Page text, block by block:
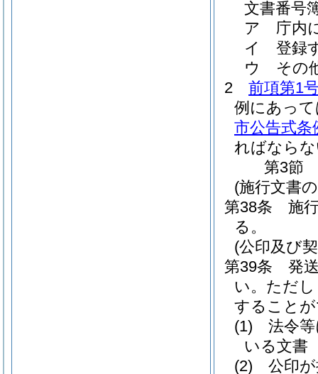
文書番号
ア
庁内
イ
登録
ウ
その
2
前項第1
例にあっ
市公告式条
ればなら
第3節
(施行文書
第38条
施
る。
(公印及び
第39条
発
い。 ただ
すること
(1)
法令
いる文書
(2)
公印